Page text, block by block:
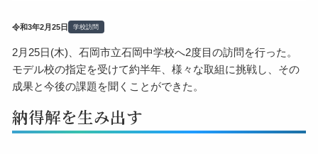
令和3年2月25日 学校訪問
2月25日(木)、石岡市立石岡中学校へ2度目の訪問を行った。
モデル校の指定を受けて約半年、様々な取組に挑戦し、その
成果と今後の課題を聞くことができた。
納得解を生み出す